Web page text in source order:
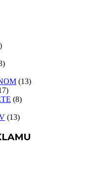
(13)
(8)
(13)